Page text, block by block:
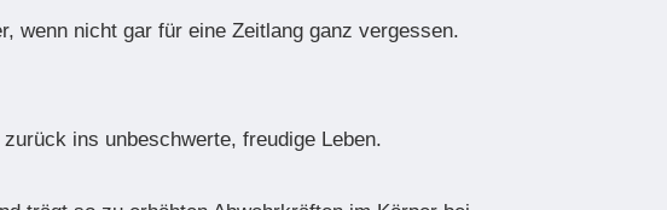
wenn nicht gar für eine Zeitlang ganz vergessen.
ins unbeschwerte, freudige Leben.